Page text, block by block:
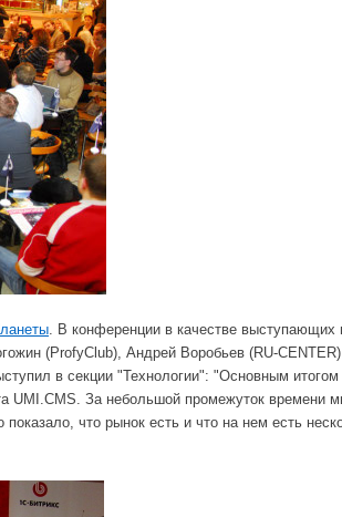
. В конференции в качестве выступающих
(ProfyClub), Андрей Воробьев (RU-CENTER)
в секции "Технологии": "Основным итогом
UMI.CMS. За небольшой промежуток времени
что рынок есть и что на нем есть